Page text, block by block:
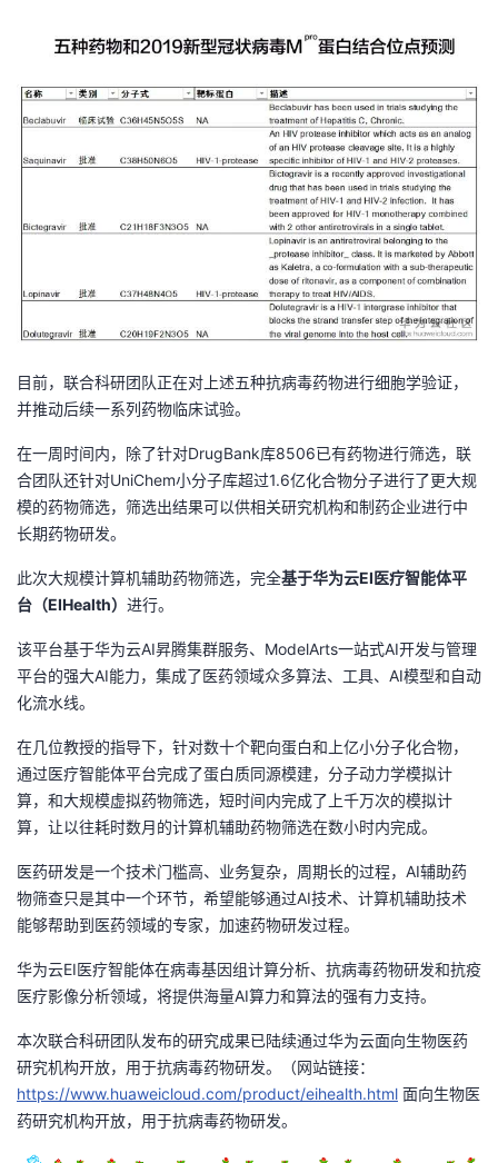
目前，联合科研团队正在对上述五种抗病毒药物进行细胞学验证，
并推动后续一系列药物临床试验。
在一周时间内，除了针对DrugBank库8506已有药物进行筛选，联
合团队还针对UniChem小分子库超过1.6亿化合物分子进行了更大规
模的药物筛选，筛选出结果可以供相关研究机构和制药企业进行中
长期药物研发。
此次大规模计算机辅助药物筛选，完全基于华为云EI医疗智能体平
台（EIHealth） 进行。
该平台基于华为云AI昇腾集群服务、ModelArts一站式AI开发与管理
平台的强大AI能力，集成了医药领域众多算法、工具、AI模型和自动
化流水线。
在几位教授的指导下，针对数十个靶向蛋白和上亿小分子化合物，
通过医疗智能体平台完成了蛋白质同源模建，分子动力学模拟计
算，和大规模虚拟药物筛选，短时间内完成了上千万次的模拟计
算，让以往耗时数月的计算机辅助药物筛选在数小时内完成。
医药研发是一个技术门槛高、业务复杂，周期长的过程，AI辅助药
物筛查只是其中一个环节，希望能够通过AI技术、计算机辅助技术
能够帮助到医药领域的专家，加速药物研发过程。
华为云EI医疗智能体在病毒基因组计算分析、抗病毒药物研发和抗疫
医疗影像分析领域，将提供海量AI算力和算法的强有力支持。
本次联合科研团队发布的研究成果已陆续通过华为云面向生物医药
研究机构开放，用于抗病毒药物研发。（网站链接：
https://www.huaweicloud.com/product/eihealth.html 面向生物医
药研究机构开放，用于抗病毒药物研发。